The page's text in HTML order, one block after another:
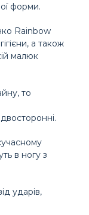
форми.
Rainbow
а також
малюк
то
в ногу з
ударів,